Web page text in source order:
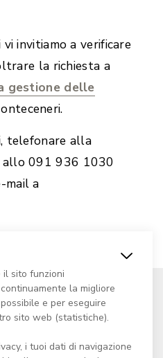
invitiamo a verificare
la richiesta a
gestione delle
telefonare alla
allo 091 936 1030
mail a
culturale
il sito funzioni
la migliore
e per eseguire
sito web (statistiche).
i tuoi dati di navigazione